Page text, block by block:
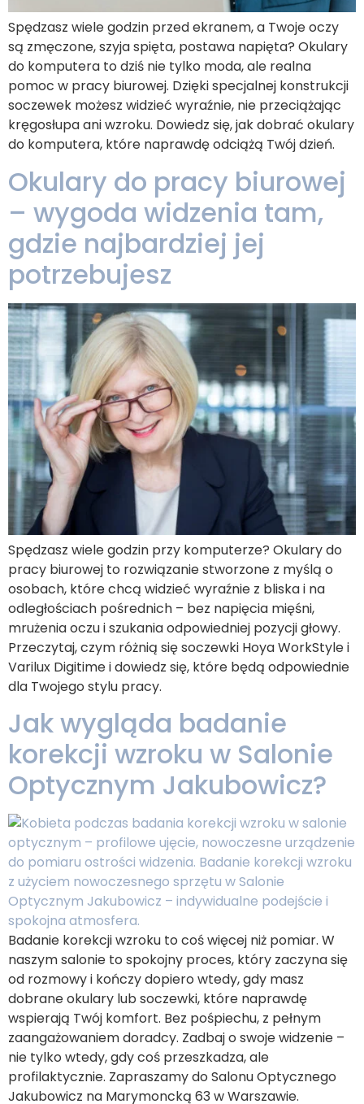
Spędzasz wiele godzin przed ekranem, a Twoje oczy
są zmęczone, szyja spięta, postawa napięta? Okulary
do komputera to dziś nie tylko moda, ale realna
pomoc w pracy biurowej. Dzięki specjalnej konstrukcji
soczewek możesz widzieć wyraźnie, nie przeciążając
kręgosłupa ani wzroku. Dowiedz się, jak dobrać okulary
do komputera, które naprawdę odciążą Twój dzień.
Okulary do pracy biurowej
– wygoda widzenia tam,
gdzie najbardziej jej
potrzebujesz
Spędzasz wiele godzin przy komputerze? Okulary do
pracy biurowej to rozwiązanie stworzone z myślą o
osobach, które chcą widzieć wyraźnie z bliska i na
odległościach pośrednich – bez napięcia mięśni,
mrużenia oczu i szukania odpowiedniej pozycji głowy.
Przeczytaj, czym różnią się soczewki Hoya WorkStyle i
Varilux Digitime i dowiedz się, które będą odpowiednie
dla Twojego stylu pracy.
Jak wygląda badanie
korekcji wzroku w Salonie
Optycznym Jakubowicz?
Badanie korekcji wzroku to coś więcej niż pomiar. W
naszym salonie to spokojny proces, który zaczyna się
od rozmowy i kończy dopiero wtedy, gdy masz
dobrane okulary lub soczewki, które naprawdę
wspierają Twój komfort. Bez pośpiechu, z pełnym
zaangażowaniem doradcy. Zadbaj o swoje widzenie –
nie tylko wtedy, gdy coś przeszkadza, ale
profilaktycznie. Zapraszamy do Salonu Optycznego
Jakubowicz na Marymoncką 63 w Warszawie.